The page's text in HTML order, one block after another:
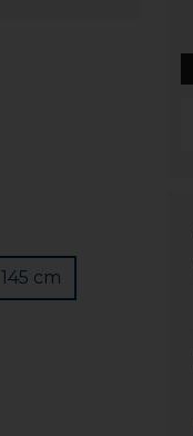
145 cm